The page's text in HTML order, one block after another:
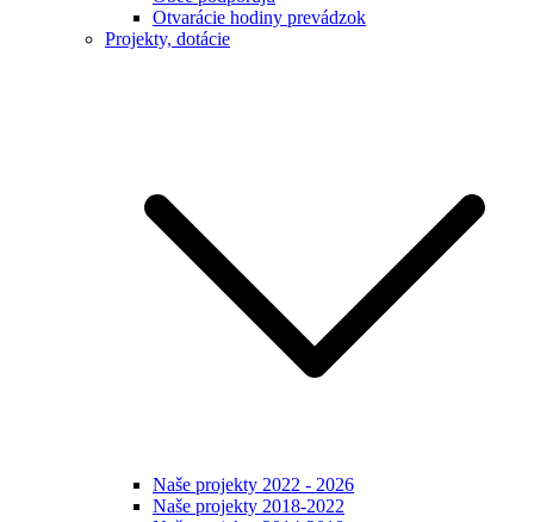
Otvarácie hodiny prevádzok
Projekty, dotácie
Naše projekty 2022 - 2026
Naše projekty 2018-2022